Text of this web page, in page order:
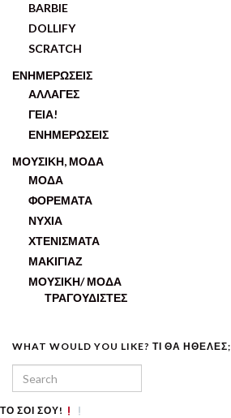
BARBIE
DOLLIFY
SCRATCH
ΕΝΗΜΕΡΩΣΕΙΣ
ΑΛΛΑΓΕΣ
ΓΕΙΑ!
ΕΝΗΜΕΡΩΣΕΙΣ
ΜΟΥΣΙΚΗ, ΜΟΔΑ
ΜΟΔΑ
ΦΟΡΕΜΑΤΑ
ΝΥΧΙΑ
ΧΤΕΝΙΣΜΑΤΑ
ΜΑΚΙΓΙΑΖ
ΜΟΥΣΙΚΗ/ ΜΟΔΑ
ΤΡΑΓΟΥΔΙΣΤΕΣ
WHAT WOULD YOU LIKE? ΤΙ ΘΑ ΗΘΕΛΕΣ;
Search for:
ΤΟ ΣΟΙ ΣΟΥ!